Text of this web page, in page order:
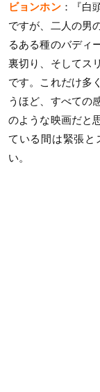
ビョンホン：『白
ですが、二人の男
るある種のバディ
裏切り、そしてス
です。これだけ多
うほど、すべての
のような映画だと
ている間は緊張と
い。